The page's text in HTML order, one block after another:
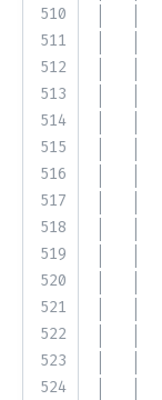
510
511
512
513
514
515
516
517
518
519
520
521
522
523
524
│   │
│   │
│   │
│   │
│   │
│   │
│   │
│   │
│   │
│   │
│   │
│   │
│   │
│   │
│   │